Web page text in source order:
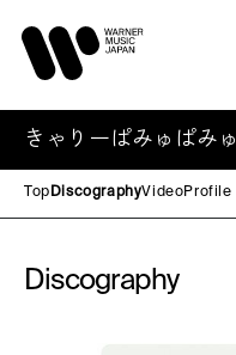
きゃりーぱみゅぱみゅ
Top DiscographyVideoProfile
Discography